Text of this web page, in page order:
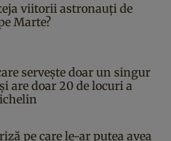
viitorii astronauți de
Marte?
servește doar un singur
are doar 20 de locuri a
pe care le-ar putea avea